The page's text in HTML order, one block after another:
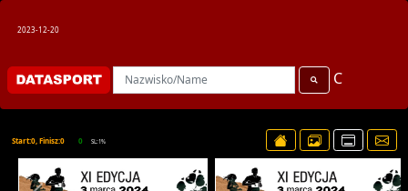
2023-12-20
C
Start:0, Finisz:0 0 SL:1%